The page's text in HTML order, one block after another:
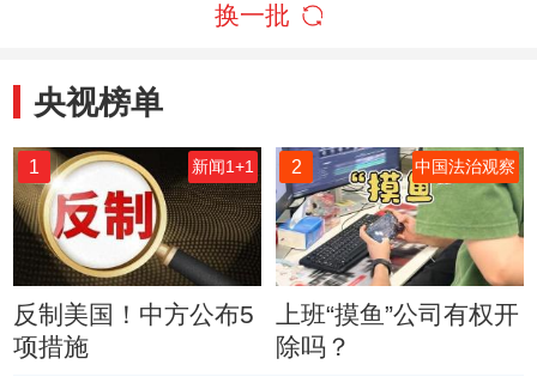
换一批
央视榜单
1 新闻1+1
反制美国！中方公布5
项措施
2 中国法治观察
上班“摸鱼”公司有权开
除吗？